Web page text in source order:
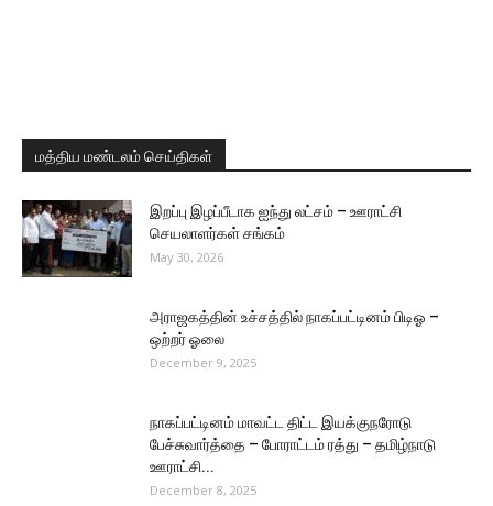
மத்திய மண்டலம் செய்திகள்
இறப்பு இழப்பீடாக ஐந்து லட்சம் – ஊராட்சி
செயலாளர்கள் சங்கம்
May 30, 2026
அராஜகத்தின் உச்சத்தில் நாகப்பட்டினம் பிடிஓ –
ஒற்றர் ஓலை
December 9, 2025
நாகப்பட்டினம் மாவட்ட திட்ட இயக்குநரோடு
பேச்சுவார்த்தை – போராட்டம் ரத்து – தமிழ்நாடு
ஊராட்சி...
December 8, 2025